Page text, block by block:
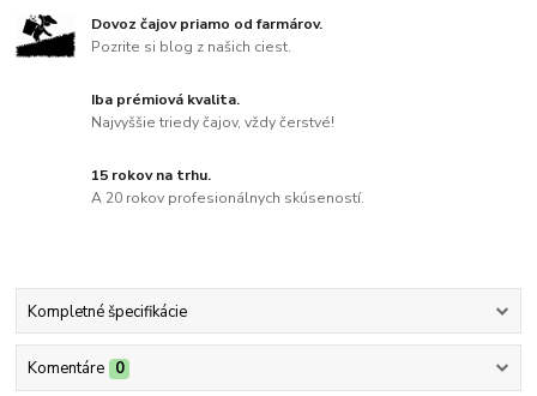
Dovoz čajov priamo od farmárov.
Pozrite si blog z našich ciest.
Iba prémiová kvalita.
Najvyššie triedy čajov, vždy čerstvé!
15 rokov na trhu.
A 20 rokov profesionálnych skúseností.
Kompletné špecifikácie
Komentáre 0